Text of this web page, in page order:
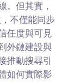
。但其實，
不僅能同步
任度與可見
外鏈建設與
推動搜尋引
如何實際影